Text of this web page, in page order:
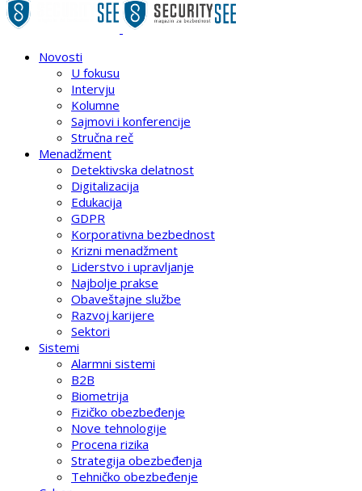
Novosti
U fokusu
Intervju
Kolumne
Sajmovi i konferencije
Stručna reč
Menadžment
Detektivska delatnost
Digitalizacija
Edukacija
GDPR
Korporativna bezbednost
Krizni menadžment
Liderstvo i upravljanje
Najbolje prakse
Obaveštajne službe
Razvoj karijere
Sektori
Sistemi
Alarmni sistemi
B2B
Biometrija
Fizičko obezbeđenje
Nove tehnologije
Procena rizika
Strategija obezbeđenja
Tehničko obezbeđenje